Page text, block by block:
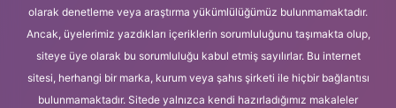
olarak denetleme veya araştırma yükümlülüğümüz bulunmamaktadır.
Ancak, üyelerimiz yazdıkları içeriklerin sorumluluğunu taşımakta olup,
siteye üye olarak bu sorumluluğu kabul etmiş sayılırlar. Bu internet
sitesi, herhangi bir marka, kurum veya şahıs şirketi ile hiçbir bağlantısı
bulunmamaktadır. Sitede yalnızca kendi hazırladığımız makaleler